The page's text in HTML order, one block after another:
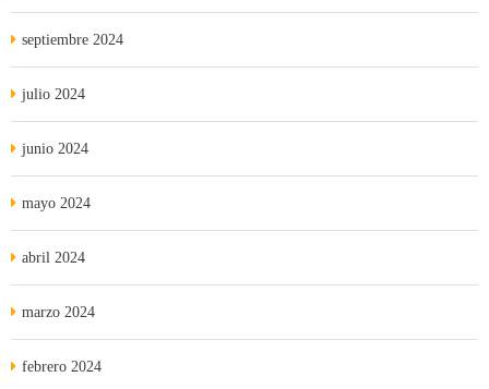
septiembre 2024
julio 2024
junio 2024
mayo 2024
abril 2024
marzo 2024
febrero 2024